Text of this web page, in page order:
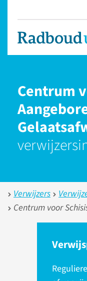
Centrum
Verwijzers
Centrum voor Schisis en